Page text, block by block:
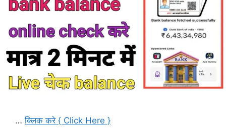
…क्लिक करे { Click Here }